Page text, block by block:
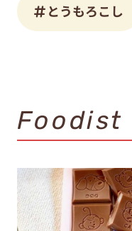
とうもろこし
Foodist